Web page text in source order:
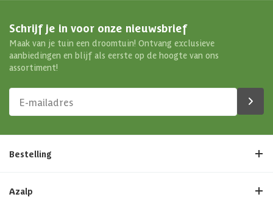
Schrijf je in voor onze nieuwsbrief
Maak van je tuin een droomtuin! Ontvang exclusieve
aanbiedingen en blijf als eerste op de hoogte van ons
assortiment!
Bestelling
Azalp